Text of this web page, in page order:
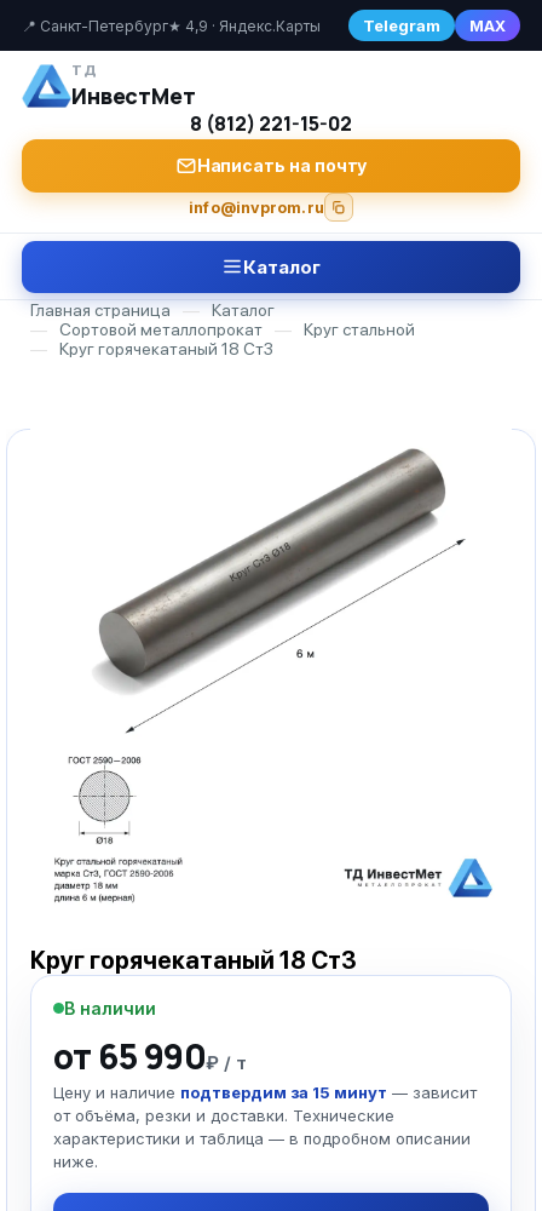
📍 Санкт-Петербург★ 4,9 · Яндекс.Карты Telegram MAX
ТД
ИнвестМет
8 (812) 221-15-02
Написать на почту
info@invprom.ru
Каталог
Главная страница —
Каталог
—
Сортовой металлопрокат —
Круг стальной
—
Круг горячекатаный 18 Ст3
Круг горячекатаный 18 Ст3
В наличии
от 65 990₽ / т
Цену и наличие подтвердим за 15 минут — зависит
от объёма, резки и доставки. Технические
характеристики и таблица — в подробном описании
ниже.